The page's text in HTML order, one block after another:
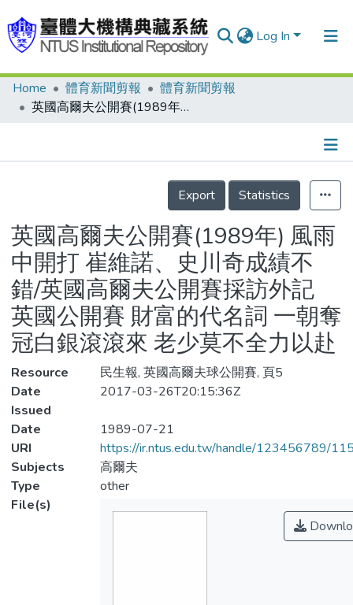
Log In
Communities & Collections
Statistics
Home 體育新聞剪報
體育新聞剪報
英國高爾夫公開賽(1989年) 風雨中開打 崔維諾、史川奇成績不錯/英國高爾夫公開賽採訪外記 英國公開賽 財富的代名詞 一朝奪冠白銀滾滾來 老少莫不全力以赴
Details
Export
Statistics
英國高爾夫公開賽(1989年) 風雨
中開打 崔維諾、史川奇成績不
錯/英國高爾夫公開賽採訪外記
英國公開賽 財富的代名詞 一朝奪
冠白銀滾滾來 老少莫不全力以赴
Resource
民生報, 英國高爾夫球公開賽, 頁5
Date
Issued
2017-03-26T20:15:36Z
Date
1989-07-21
URI
https://ir.ntus.edu.tw/handle/123456789/
Subjects
高爾夫
Type
other
File(s)